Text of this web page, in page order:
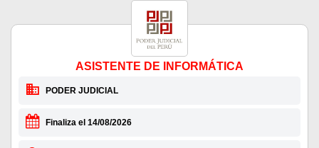
ASISTENTE DE INFORMÁTICA
PODER JUDICIAL
Finaliza el 14/08/2026